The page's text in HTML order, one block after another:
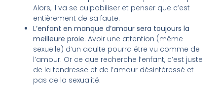
Alors, il va se culpabiliser et penser que c’est
entièrement de sa faute.
L’enfant en manque d’amour sera toujours la
meilleure proie. Avoir une attention (même
sexuelle) d’un adulte pourra être vu comme de
l’amour. Or ce que recherche l’enfant, c’est juste
de la tendresse et de l’amour désintéressé et
pas de la sexualité.